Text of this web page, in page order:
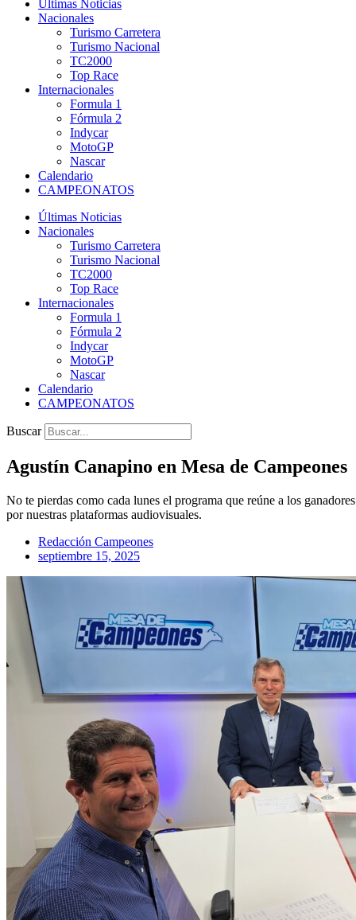
Últimas Noticias
Nacionales
Turismo Carretera
Turismo Nacional
TC2000
Top Race
Internacionales
Formula 1
Fórmula 2
Indycar
MotoGP
Nascar
Calendario
CAMPEONATOS
Últimas Noticias
Nacionales
Turismo Carretera
Turismo Nacional
TC2000
Top Race
Internacionales
Formula 1
Fórmula 2
Indycar
MotoGP
Nascar
Calendario
CAMPEONATOS
Buscar
Agustín Canapino en Mesa de Campeones
No te pierdas como cada lunes el programa que reúne a los
por nuestras plataformas audiovisuales.
Redacción Campeones
septiembre 15, 2025